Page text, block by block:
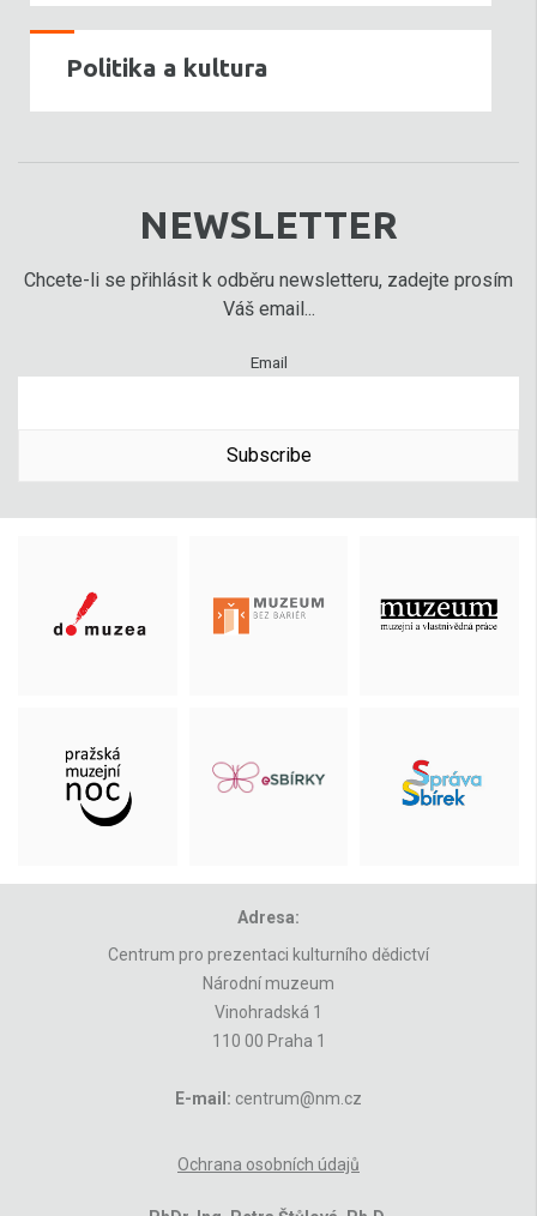
Politika a kultura
NEWSLETTER
Chcete-li se přihlásit k odběru newsletteru, zadejte prosím
Váš email...
Email
Subscribe
Adresa:
Centrum pro prezentaci kulturního dědictví
Národní muzeum
Vinohradská 1
110 00 Praha 1
E-mail: centrum@nm.cz
Ochrana osobních údajů